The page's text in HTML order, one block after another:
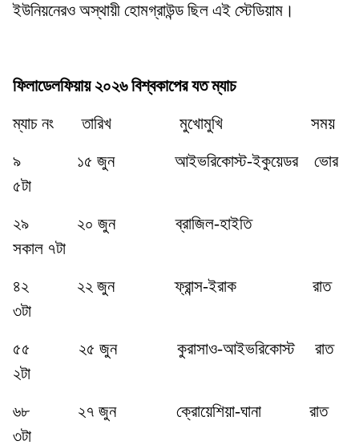
ইউনিয়নেরও অস্থায়ী হোমগ্রাউন্ড ছিল এই স্টেডিয়াম।
ফিলাডেলফিয়ায় ২০২৬ বিশ্বকাপের যত ম্যাচ
ম্যাচ নং
তারিখ মুখোমুখি
সময়
৯
১৫ জুন আইভরিকোস্ট-ইকুয়েডর
ভোর
৫টা
২৯
২০ জুন
ব্রাজিল-হাইতি
সকাল ৭টা
৪২
২২ জুন ফ্রান্স-ইরাক
রাত
৩টা
৫৫
২৫ জুন কুরাসাও-আইভরিকোস্ট
রাত
২টা
৬৮
২৭ জুন ক্রোয়েশিয়া-ঘানা
রাত
৩টা